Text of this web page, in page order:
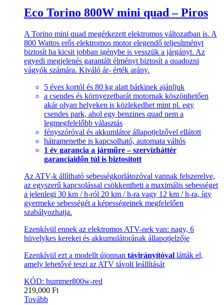
Eco Torino 800W mini quad – Piros
A Torino mini quad megérkezett elektromos változatban is. A
800 Wattos erős elektromos motor elegendő teljesítményt
biztosít ha kicsit jobban igénybe is vesszük a járgányt. Az
egyedi megjelenés garantált élményt biztosít a quadozni
vágyók számára. Kiváló ár- érték arány.
5 éves kortól és 80 kg alatt bárkinek ajánljuk
a csendes és környezetbarát motornak köszönhetően
akár olyan helyeken is közlekedhet mint pl. egy
csendes park, ahol egy benzines quad nem a
legmegfelelőbb választás
fényszóróval és akkumlátor állapotjelzővel ellátott
hátramenetbe is kapcsolható, automata váltós
1 év garancia a járműre – szervízháttér
garanciaidőn túl is biztosított
Az ATV-k állítható sebességkorlátozóval vannak felszerelve,
az egyszerű kapcsolással csökkentheti a maximális sebességet
a jelenlegi 30 km / h-ról 20 km / h-ra vagy 12 km / h-ra, így
gyermeke sebességét a képességeinek megfelelően
szabályozhatja.
Ezenkívül ennek az elektromos ATV-nek van: nagy, 6
hüvelykes kerekei és akkumulátorának állapotjelzője
Ezenkívül ezt a modellt újonnan távirányítóval látták el,
amely lehetővé teszi az ATV távoli leállítását
KÓD: hummer800w-red
219,000 Ft
Tovább